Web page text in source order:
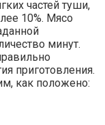
частей туши,
10%. Мясо
минут.
приготовления.
как положено: